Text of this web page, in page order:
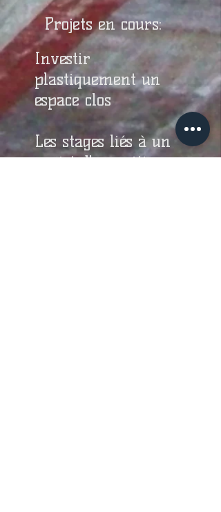
Projets en cours:
Investir
plastiquement un
espace clos
Les stages liés à un
projet d'exposition